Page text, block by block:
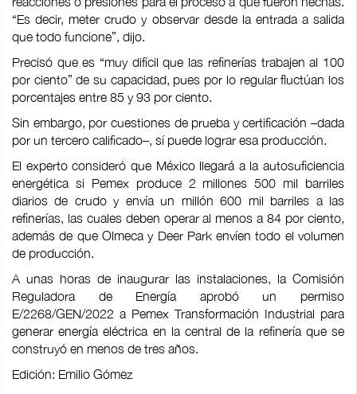
“Es decir, meter crudo y observar desde la entrada a salida
que todo funcione”, dijo.
Precisó que es “muy difícil que las refinerías trabajen al 100
por ciento” de su capacidad, pues por lo regular fluctúan los
porcentajes entre 85 y 93 por ciento.
Sin embargo, por cuestiones de prueba y certificación –dada
por un tercero calificado–, sí puede lograr esa producción.
El experto consideró que México llegará a la autosuficiencia
energética si Pemex produce 2 millones 500 mil barriles
diarios de crudo y envía un millón 600 mil barriles a las
refinerías, las cuales deben operar al menos a 84 por ciento,
además de que Olmeca y Deer Park envíen todo el volumen
de producción.
A unas horas de inaugurar las instalaciones, la Comisión
Reguladora de Energía aprobó un permiso
E/2268/GEN/2022 a Pemex Transformación Industrial para
generar energía eléctrica en la central de la refinería que se
construyó en menos de tres años.
Edición: Emilio Gómez